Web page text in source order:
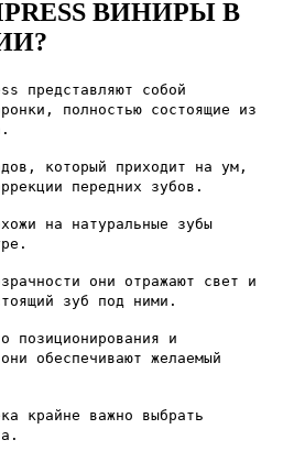
ВИНИРЫ В
представляют собой
полностью состоящие из
который приходит на ум,
передних зубов.
на натуральные зубы
они отражают свет и
зуб под ними.
позиционирования и
обеспечивают желаемый
крайне важно выбрать